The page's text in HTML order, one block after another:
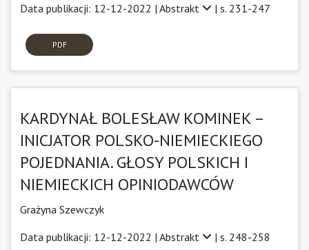
Data publikacji: 12-12-2022 | Abstrakt | s. 231-247
PDF
KARDYNAŁ BOLESŁAW KOMINEK –
INICJATOR POLSKO-NIEMIECKIEGO
POJEDNANIA. GŁOSY POLSKICH I
NIEMIECKICH OPINIODAWCÓW
Grażyna Szewczyk
Data publikacji: 12-12-2022 | Abstrakt | s. 248-258